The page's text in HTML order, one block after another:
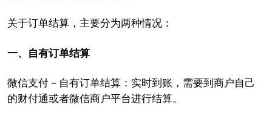
关于订单结算，主要分为两种情况：
一、自有订单结算
微信支付－自有订单结算：实时到账，需要到商户自己
的财付通或者微信商户平台进行结算。